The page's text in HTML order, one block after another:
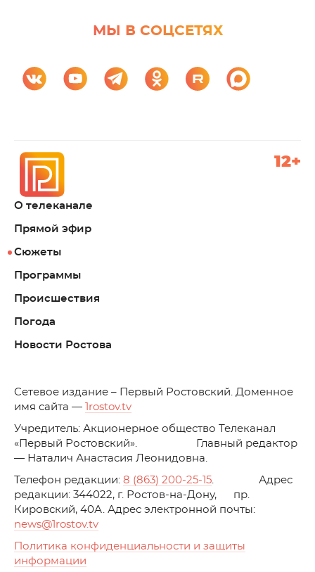
МЫ В СОЦСЕТЯХ
О телеканале
Прямой эфир
Сюжеты
Программы
Происшествия
Погода
Новости Ростова
12+
Cетевое издание – Первый Ростовский. Доменное
имя сайта —
1rostov.tv
Учредитель: Акционерное общество Телеканал
«Первый Ростовский». Главный редактор
— Наталич Анастасия Леонидовна.
Телефон редакции: 8 (863) 200-25-15. Адрес
редакции: 344022, г. Ростов-на-Дону, пр.
Кировский, 40А. Адрес электронной почты:
news@1rostov.tv
Политика конфиденциальности и защиты
информации